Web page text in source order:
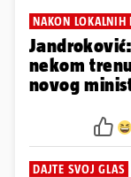
NAKON LOKALNIH
nekom
novog
DAJTE SVOJ GLAS